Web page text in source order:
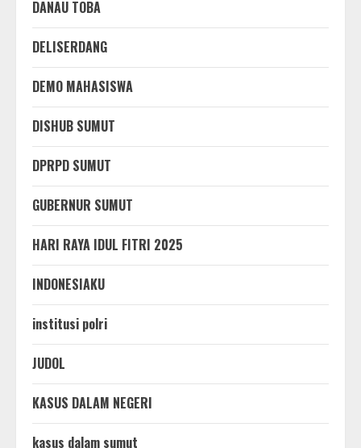
DANAU TOBA
DELISERDANG
DEMO MAHASISWA
DISHUB SUMUT
DPRPD SUMUT
GUBERNUR SUMUT
HARI RAYA IDUL FITRI 2025
INDONESIAKU
institusi polri
JUDOL
KASUS DALAM NEGERI
kasus dalam sumut